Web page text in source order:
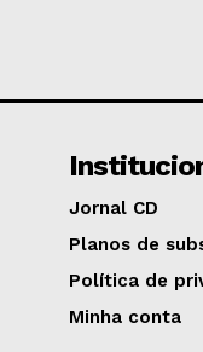
Jornal CD
Planos de
Política de
Minha conta